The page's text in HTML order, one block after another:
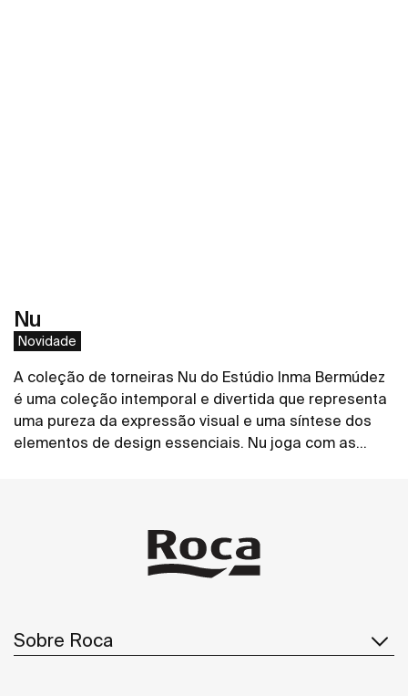
Nu
Novidade
A coleção de torneiras Nu do Estúdio Inma Bermúdez
é uma coleção intemporal e divertida que representa
uma pureza da expressão visual e uma síntese dos
elementos de design essenciais. Nu joga com as
Sobre Roca